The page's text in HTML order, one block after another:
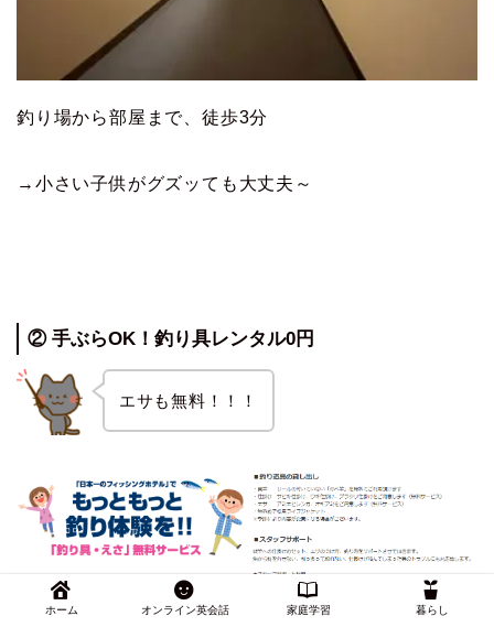
釣り場から部屋まで、徒歩3分
→小さい子供がグズッても大丈夫～
② 手ぶらOK！釣り具レンタル0円
エサも無料！！！
ホーム オンライン英会話 家庭学習 暮らし